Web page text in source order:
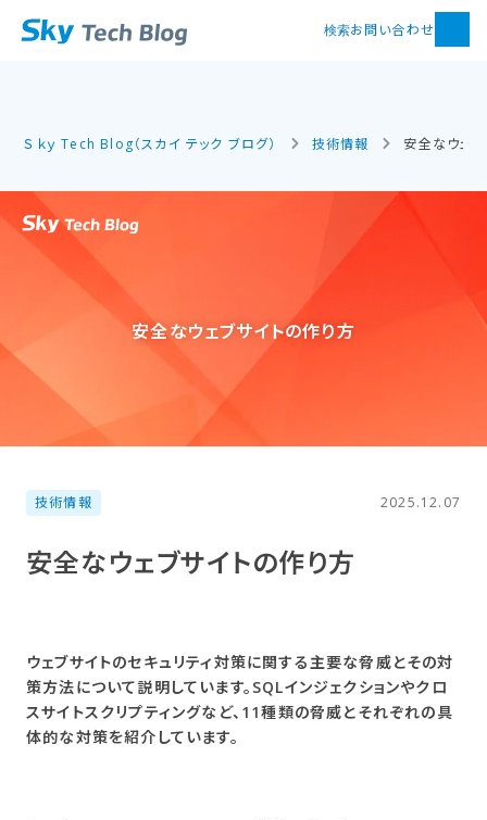
検索お問い合わせ
Ｓｋｙ Tech Blog（スカイ テック ブログ） 技術情報 安全なウェ
安全な​ウェブサイトの​作り方
技術情報 2025.12.07
安全な​ウェブサイトの​作り方
ウェブサイトのセキュリティ対策に関する主要な脅威とその対
策方法について説明しています。SQLインジェクションやクロ
スサイトスクリプティングなど、11種類の脅威とそれぞれの具
体的な対策を紹介しています。